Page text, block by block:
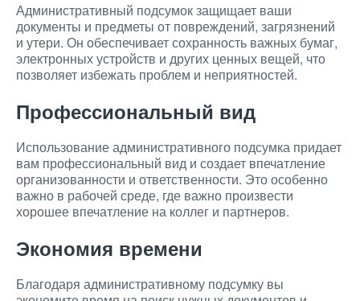
Административный подсумок защищает ваши
документы и предметы от повреждений, загрязнений
и утери. Он обеспечивает сохранность важных бумаг,
электронных устройств и других ценных вещей, что
позволяет избежать проблем и неприятностей.
Профессиональный вид
Использование административного подсумка придает
вам профессиональный вид и создает впечатление
организованности и ответственности. Это особенно
важно в рабочей среде, где важно произвести
хорошее впечатление на коллег и партнеров.
Экономия времени
Благодаря административному подсумку вы